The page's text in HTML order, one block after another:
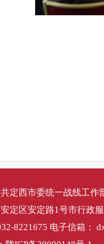
定西市委统一战线工作
定区安定路1号市行政
8221675 电子信箱：